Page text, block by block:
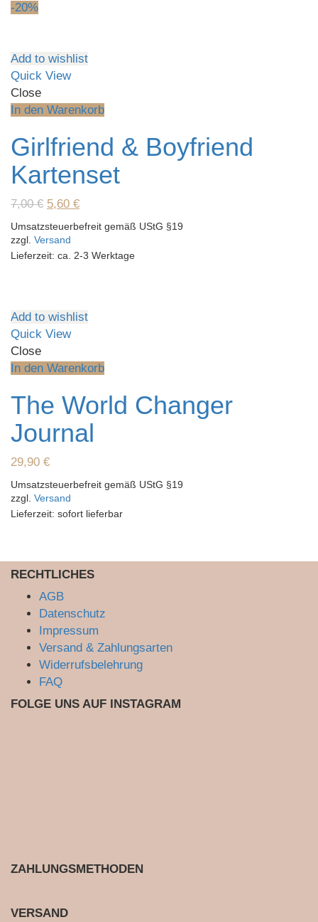
-20%
Add to wishlist
Quick View
Close
In den Warenkorb
Girlfriend & Boyfriend
Kartenset
7,00€ Ursprünglicher
war:
7,00 €
5,60 €Aktueller
Preis
5,60 €.
Umsatzsteuerbefreit gemäß UStG §19
zzgl. Versand
Lieferzeit: ca. 2-3 Werktage
Add to wishlist
Quick View
Close
In den Warenkorb
The World Changer
Journal
29,90 €
Umsatzsteuerbefreit gemäß UStG §19
zzgl. Versand
Lieferzeit: sofort lieferbar
RECHTLICHES
AGB
Datenschutz
Impressum
Versand & Zahlungsarten
Widerrufsbelehrung
FAQ
FOLGE UNS AUF INSTAGRAM
ZAHLUNGSMETHODEN
VERSAND